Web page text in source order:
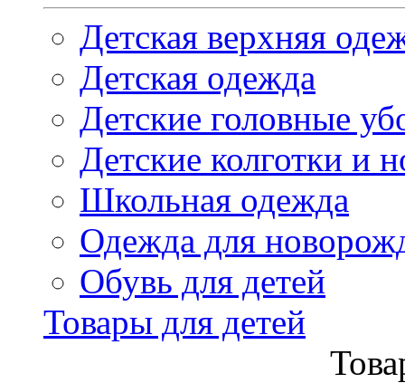
Детская верхняя
Детская одежда
Детские головные
Детские колготки и
Школьная одежда
Одежда для
Обувь для детей
Товары для детей